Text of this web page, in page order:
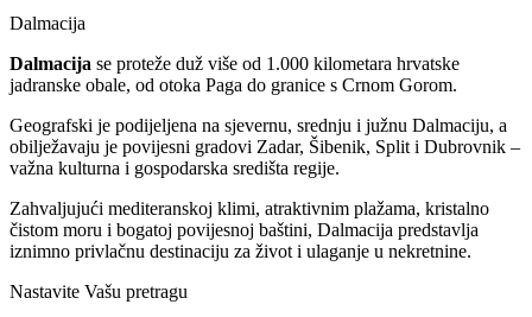
Dalmacija
Dalmacija se proteže duž više od 1.000 kilometara hrvatske
jadranske obale, od otoka Paga do granice s Crnom Gorom.
Geografski je podijeljena na sjevernu, srednju i južnu Dalmaciju, a
obilježavaju je povijesni gradovi Zadar, Šibenik, Split i Dubrovnik –
važna kulturna i gospodarska središta regije.
Zahvaljujući mediteranskoj klimi, atraktivnim plažama, kristalno
čistom moru i bogatoj povijesnoj baštini, Dalmacija predstavlja
iznimno privlačnu destinaciju za život i ulaganje u nekretnine.
Nastavite Vašu pretragu